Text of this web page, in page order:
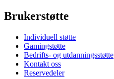
Brukerstøtte
Individuell støtte
Gamingstøtte
Bedrifts- og utdanningsstøtte
Kontakt oss
Reservedeler